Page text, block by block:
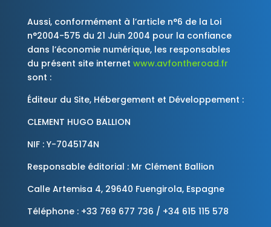
Aussi, conformément à l’article n°6 de la Loi
n°2004-575 du 21 Juin 2004 pour la confiance
dans l’économie numérique, les responsables
du présent site internet www.avfontheroad.fr
sont :
Éditeur du Site, Hébergement et Développement :
CLEMENT HUGO BALLION
NIF : Y-7045174N
Responsable éditorial : Mr Clément Ballion
Calle Artemisa 4, 29640 Fuengirola, Espagne
Téléphone : +33 769 677 736 / +34 615 115 578